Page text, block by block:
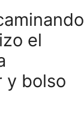
el
y bolso